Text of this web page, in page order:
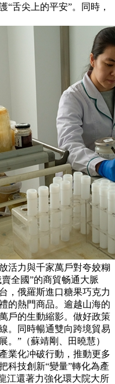
“舌尖上的平安”。同時，
活力與千家萬戶對夸姣糊
全國”的商貿畅通大脈
，俄羅斯進口糖果巧克力
的熱門商品。逾越山海的
戶的生動縮影。做好政策
。同時暢通雙向跨境貿易
。”（蘇靖剛、田曉慧）
業化冲破行動，推動更多
科技創新“變量”轉化為產
江還著力強化環大院大所